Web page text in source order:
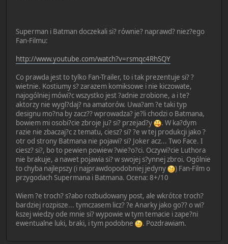
Superman i Batman doczekali si? równie? naprawd? niez?ego
Fan-Filmu:
http://www.youtube.com/watch?v=rsmqc4RhSQY
Co prawda jest to tylko Fan-Trailer, to i tak prezentuje si? ?
wietnie. Kostiumy s? zarazem komiksowe i nie kiczowate,
najogólniej mówi?c wszystko jest ?adnie zrobione, a i te?
aktorzy nie wygl?daj? na amatorów. Uwa?am ?e taki typ
designu mo?na by zacz?? wprowadza? je?li chodzi o Batmana,
bowiem mi osobi?cie zbroje ju? si? przejad?y
. W ka?dym
razie nie zbaczaj?c z tematu, ciesz? si? ?e w tej produkcji jako ?
otr od strony Batmana nie pojawi? si? Joker acz... Two Face. I
ciesz? si?, bo to pewien powiew ?wie?o?ci. Oczywi?cie Luthora
nie brakuje, a nawet pojawia si? w swojej s?ynnej zbroi. Ogólnie
to chyba najlepszy (i najprawdopodobniej jedyny
) Fan-Film o
przygodach Supermana i Batmana. Ocena: 8+/10
Wiem ?e troch? s?abo rozbudowany post, ale wkrótce troch?
bardziej rozpisze... tymczasem licz? ?e Anarky jako go?? o wi?
kszej wiedzy ode mnie si? wypowie w tym temacie i zape?ni
ewentualne luki, braki, i tym podobne
. Pozdrawiam.